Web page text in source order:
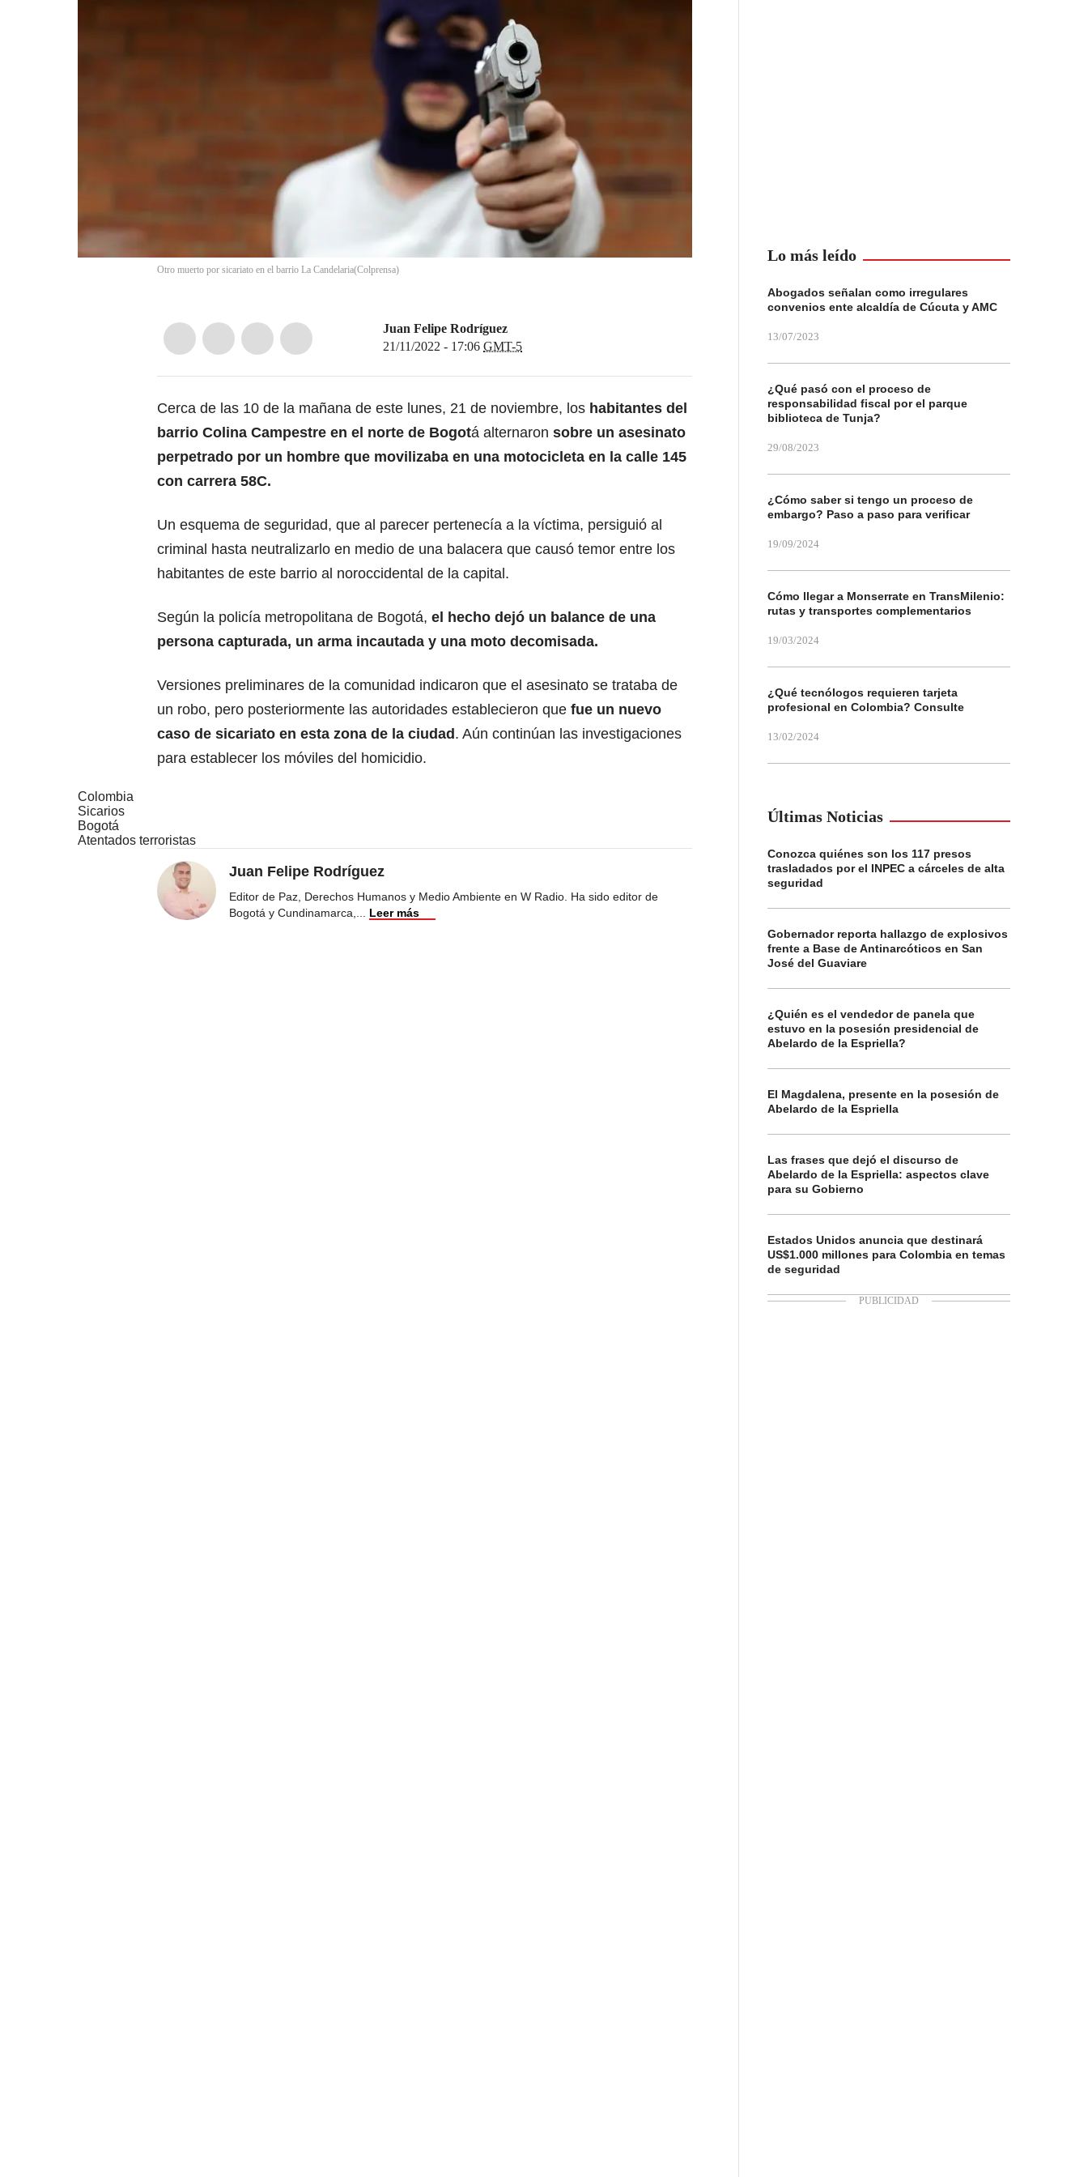
Otro muerto por sicariato en el barrio La Candelaria(Colprensa)
Juan Felipe Rodríguez
21/11/2022 - 17:06 GMT-5
Cerca de las 10 de la mañana de este lunes, 21 de noviembre, los habitantes del
barrio Colina Campestre en el norte de Bogotá alternaron sobre un asesinato
perpetrado por un hombre que movilizaba en una motocicleta en la calle 145
con carrera 58C.
Un esquema de seguridad, que al parecer pertenecía a la víctima, persiguió al
criminal hasta neutralizarlo en medio de una balacera que causó temor entre los
habitantes de este barrio al noroccidental de la capital.
Según la policía metropolitana de Bogotá, el hecho dejó un balance de una
persona capturada, un arma incautada y una moto decomisada.
Versiones preliminares de la comunidad indicaron que el asesinato se trataba de
un robo, pero posteriormente las autoridades establecieron que fue un nuevo
caso de sicariato en esta zona de la ciudad. Aún continúan las investigaciones
para establecer los móviles del homicidio.
Colombia
Sicarios
Bogotá
Atentados terroristas
Juan Felipe Rodríguez
Editor de Paz, Derechos Humanos y Medio Ambiente en W Radio. Ha sido editor de
Bogotá y Cundinamarca,
Leer más
Lo más leído
Abogados señalan como irregulares
convenios ente alcaldía de Cúcuta y AMC
13/07/2023
¿Qué pasó con el proceso de
responsabilidad fiscal por el parque
biblioteca de Tunja?
29/08/2023
¿Cómo saber si tengo un proceso de
embargo? Paso a paso para verificar
19/09/2024
Cómo llegar a Monserrate en TransMilenio:
rutas y transportes complementarios
19/03/2024
¿Qué tecnólogos requieren tarjeta
profesional en Colombia? Consulte
13/02/2024
Últimas Noticias
Conozca quiénes son los 117 presos
trasladados por el INPEC a cárceles de alta
seguridad
Gobernador reporta hallazgo de explosivos
frente a Base de Antinarcóticos en San
José del Guaviare
¿Quién es el vendedor de panela que
estuvo en la posesión presidencial de
Abelardo de la Espriella?
El Magdalena, presente en la posesión de
Abelardo de la Espriella
Las frases que dejó el discurso de
Abelardo de la Espriella: aspectos clave
para su Gobierno
Estados Unidos anuncia que destinará
US$1.000 millones para Colombia en temas
de seguridad